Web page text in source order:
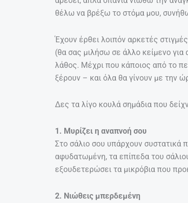
θέλω να βρέξω το στόμα μου,
Έχουν έρθει λοιπόν αρκετές
(θα σας μιλήσω σε άλλο κείμενο για
λάθος. Μέχρι που κάποιος από το
ξέρουν – και όλα θα γίνουν με την
Δες τα λίγο κουλά σημάδια που
1. Μυρίζει η αναπνοή σου
Στο σάλιο σου υπάρχουν συστατικά
αφυδατωμένη, τα επίπεδα του
εξουδετερώσει τα μικρόβια που
2. Νιώθεις μπερδεμένη